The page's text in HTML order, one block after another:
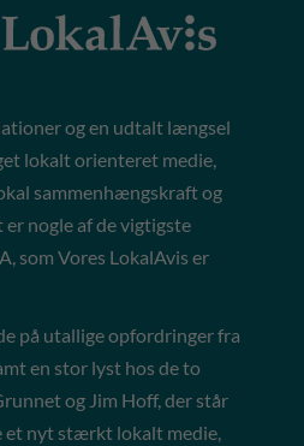
og en udtalt længsel
lokalt orienteret medie,
sammenhængskraft og
nogle af de vigtigste
som Vores LokalAvis er
på utallige opfordringer fra
en stor lyst hos de to
og Jim Hoff, der står
et nyt stærkt lokalt medie,